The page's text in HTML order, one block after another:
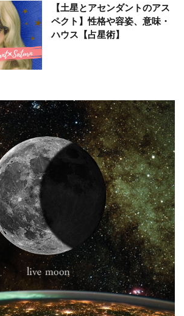
【土星とアセンダントのアス
ペクト】性格や容姿、意味・
ハウス【占星術】